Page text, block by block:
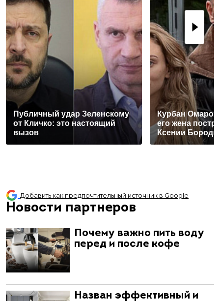
Публичный удар Зеленскому
от Кличко: это настоящий
вызов
Курбан Омаров
его жена
Ксении
Добавить как предпочтительный источник в Google
Новости партнеров
Почему важно пить воду
перед и после кофе
Назван эффективный и